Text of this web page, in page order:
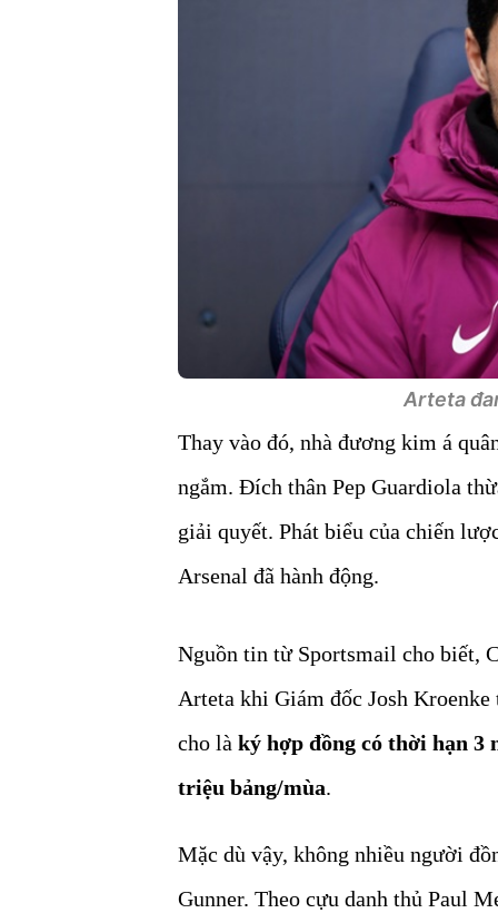
Arteta
Thay vào đó, nhà đương kim á
ngắm. Đích thân Pep Guardiola
giải quyết. Phát biểu của chiến
Arsenal đã hành động.
Nguồn tin từ Sportsmail cho biết,
Arteta khi Giám đốc Josh
cho là ký hợp đồng có thời hạn 3
triệu bảng/mùa.
Mặc dù vậy, không nhiều người
Gunner. Theo cựu danh thủ Paul